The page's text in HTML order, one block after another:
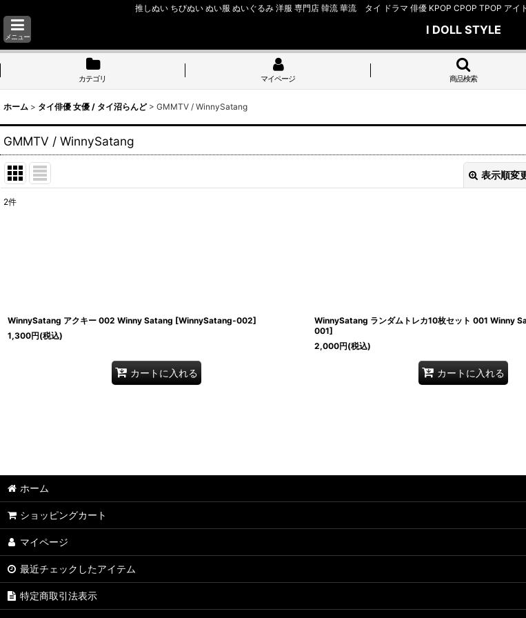
推しぬい ちびぬい ぬい服 ぬいぐるみ 洋服 専門店 韓流 華流 タイ ドラマ 俳優 KPOP CPOP TPOP ア
メニュー
I DOLL STYLE
カテゴリ マイページ 商品検索
ホーム > タイ俳優 女優 / タイ沼らんど > GMMTV / WinnySatang
GMMTV / WinnySatang
表示順変
2件
WinnySatang アクキー 002 Winny Satang [WinnySatang-002]
1,300円(税込)
カートに入れる
WinnySatang ランダムトレカ10枚セット 001 Winny
001]
2,000円(税込)
カートに入れる
ホーム
ショッピングカート
マイページ
最近チェックしたアイテム
特定商取引法表示